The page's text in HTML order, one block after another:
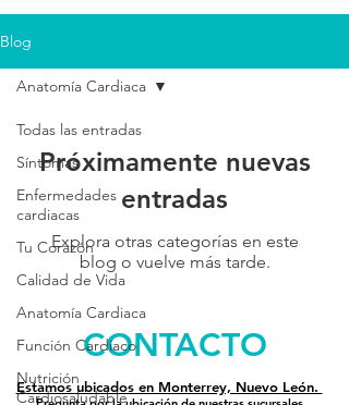
Blog
Todas las entradas
Síntomas
Enfermedades
cardiacas
Tu Corazón
Calidad de Vida
Anatomía Cardiaca
Función Cardiaco
Nutrición
Cardiosaludable
Anatomía Cardiaca
Próximamente nuevas
entradas
Explora otras categorías en este
blog o vuelve más tarde.
CONTACTO
Estamos ubicados en Monterrey, Nuevo León.